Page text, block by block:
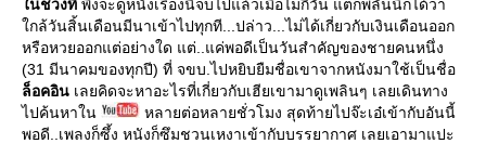
นช่วงที่ พึ่งจะดูหนังเรื่องนี้จบไปแล้วเมื่อไม่กี่วัน แต่ก็พลันนึกได้ว่า
กล้วันสิ้นเดือนมีนาเข้าไปทุกที...ปล่าว...ไม่ได้เกี่ยวกับเงินเดือนออก
หรือหวยออกแต่อย่างใด แต่..แค่พอดีเป็นวันสำคัญของชายคนหนึ่ง
(31 มีนาคมของทุกปี) ที่ จขบ.ไปหยิบยืมชื่อเขาจากหนังมาใช้เป็นชื่อ
ล็อคอิน เลยคิดจะหาอะไรที่เกี่ยวกับเฮียเขามาดูเพลินๆ เลยเดินทาง
ไปค้นหาใน
หลายต่อหลายชั่วโมง สุดท้ายไปจ๊ะเอ๋เข้ากับอันนี้
พอดี..เพลงก็ซึ้ง หนังก็ซึมชวนเหงาเข้ากับบรรยากาศ เลยเอามาแปะ